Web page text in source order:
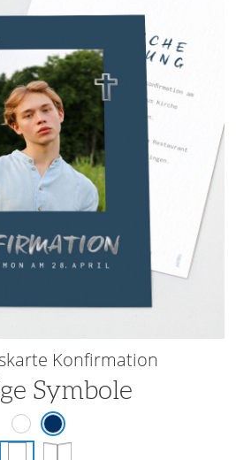
Konfirmation
Symbole